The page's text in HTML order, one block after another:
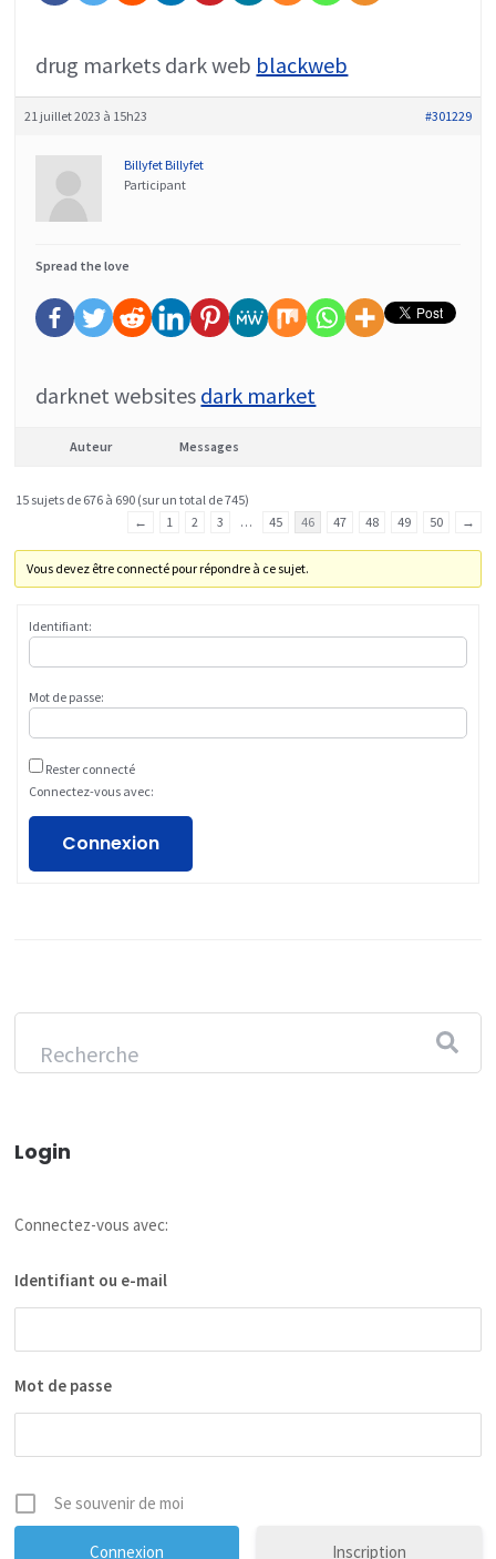
drug markets dark web blackweb
21 juillet 2023 à 15h23 #301229
Billyfet Billyfet
Participant
Spread the love
darknet websites dark market
Auteur Messages
15 sujets de 676 à 690 (sur un total de 745)
←
1 2 3 … 45 46 47 48 49 50 →
Vous devez être connecté pour répondre à ce sujet.
Identifiant:
Mot de passe:
Rester connecté
Connectez-vous avec:
Connexion
Login
Connectez-vous avec:
Identifiant ou e-mail
Mot de passe
Se souvenir de moi
Inscription